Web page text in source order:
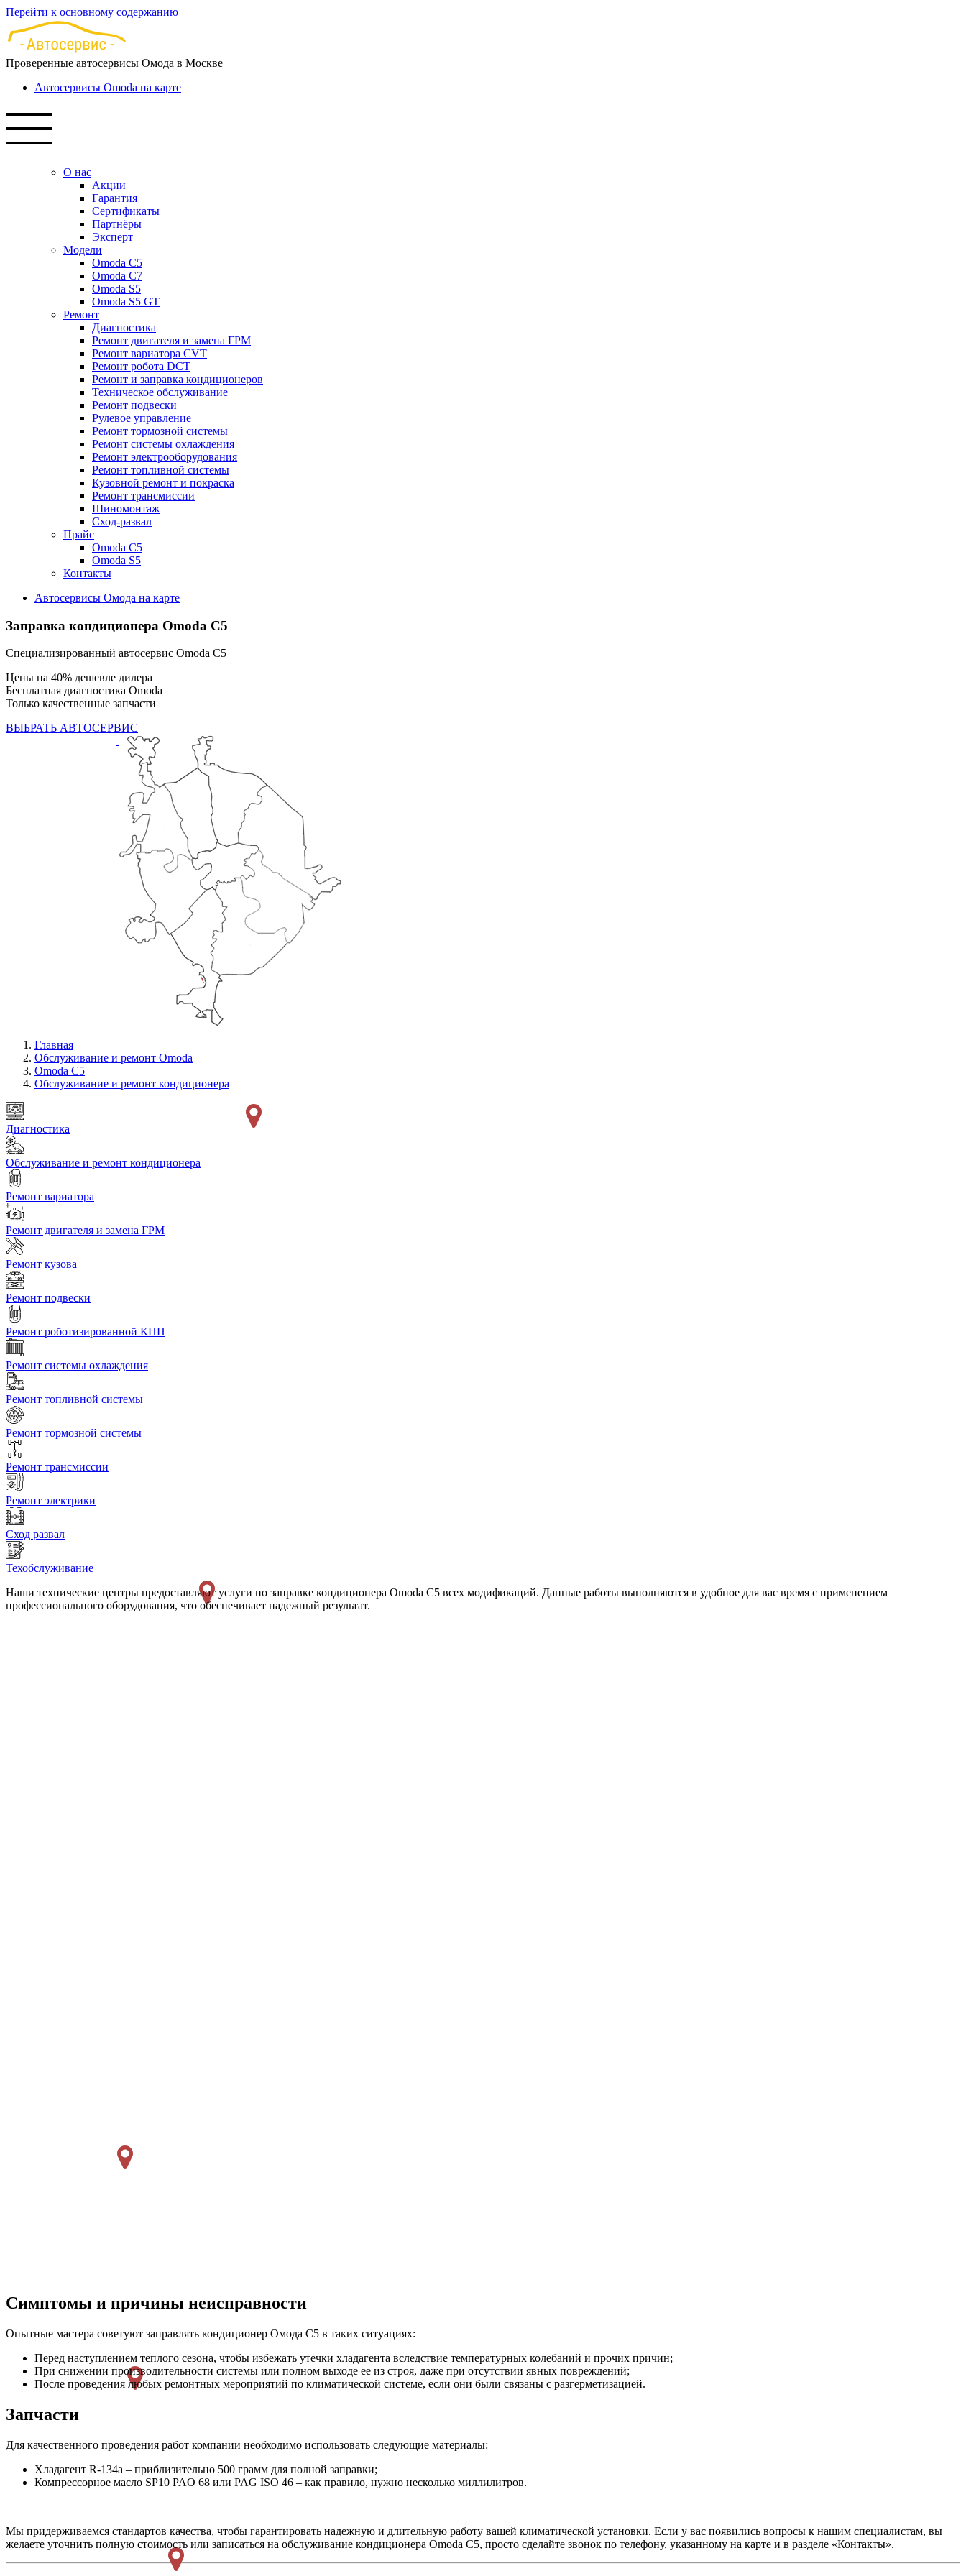
Перейти к основному содержанию
Проверенные автосервисы Омода в Москве
Автосервисы Omoda на карте
О нас
Акции
Гарантия
Сертификаты
Партнёры
Эксперт
Модели
Omoda C5
Omoda C7
Omoda S5
Omoda S5 GT
Ремонт
Диагностика
Ремонт двигателя и замена ГРМ
Ремонт вариатора CVT
Ремонт робота DCT
Ремонт и заправка кондиционеров
Техническое обслуживание
Ремонт подвески
Рулевое управление
Ремонт тормозной системы
Ремонт системы охлаждения
Ремонт электрооборудования
Ремонт топливной системы
Кузовной ремонт и покраска
Ремонт трансмиссии
Шиномонтаж
Сход-развал
Прайс
Omoda C5
Omoda S5
Контакты
Автосервисы Омода на карте
Заправка кондиционера Omoda C5
Специализированный автосервис Omoda C5
Цены на 40% дешевле дилера
Бесплатная диагностика Omoda
Только качественные запчасти
ВЫБРАТЬ АВТОСЕРВИС
Главная
Обслуживание и ремонт Omoda
Omoda C5
Обслуживание и ремонт кондиционера
Диагностика
Обслуживание и ремонт кондиционера
Ремонт вариатора
Ремонт двигателя и замена ГРМ
Ремонт кузова
Ремонт подвески
Ремонт роботизированной КПП
Ремонт системы охлаждения
Ремонт топливной системы
Ремонт тормозной системы
Ремонт трансмиссии
Ремонт электрики
Сход развал
Техобслуживание
Наши технические центры предоставляют услуги по заправке кондиционера Omoda C5 всех модификаций. Данные работы выполняются в удобное для вас время с применением
профессионального оборудования, что обеспечивает надежный результат.
Симптомы и причины неисправности
Опытные мастера советуют заправлять кондиционер Омода С5 в таких ситуациях:
Перед наступлением теплого сезона, чтобы избежать утечки хладагента вследствие температурных колебаний и прочих причин;
При снижении производительности системы или полном выходе ее из строя, даже при отсутствии явных повреждений;
После проведения любых ремонтных мероприятий по климатической системе, если они были связаны с разгерметизацией.
Запчасти
Для качественного проведения работ компании необходимо использовать следующие материалы:
Хладагент R-134a – приблизительно 500 грамм для полной заправки;
Компрессорное масло SP10 PAO 68 или PAG ISO 46 – как правило, нужно несколько миллилитров.
Мы придерживаемся стандартов качества, чтобы гарантировать надежную и длительную работу вашей климатической установки. Если у вас появились вопросы к нашим специалистам, вы
желаете уточнить полную стоимость или записаться на обслуживание кондиционера Omoda C5, просто сделайте звонок по телефону, указанному на карте и в разделе «Контакты».